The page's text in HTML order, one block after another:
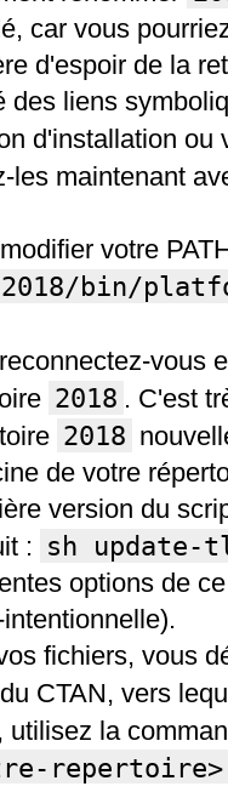
car vous
d'espoir de la
des liens
d'installation
les maintenant
votre
bin/
vous
2018 . C'est
2018
de votre
version du
: sh
options de
fichiers, vous
CTAN, vers
utilisez la
repertoire>